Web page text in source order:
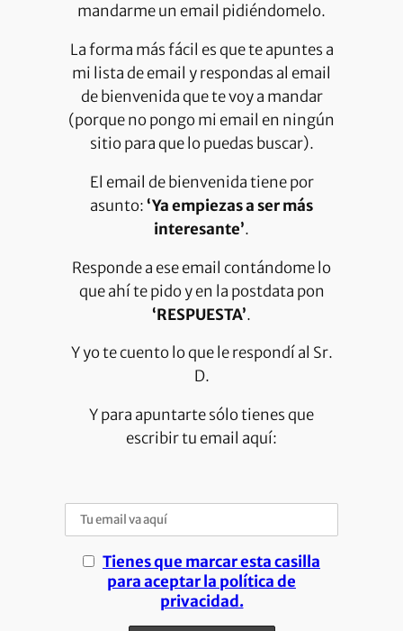
mandarme un email pidiéndomelo.
La forma más fácil es que te apuntes a
mi lista de email y respondas al email
de bienvenida que te voy a mandar
(porque no pongo mi email en ningún
sitio para que lo puedas buscar).
El email de bienvenida tiene por
asunto:‘Ya empiezas a ser más
interesante’.
Responde a ese email contándome lo
que ahí te pido y en la postdata pon
‘RESPUESTA’.
Y yo te cuento lo que le respondí al Sr.
D.
Y para apuntarte sólo tienes que
escribir tu email aquí:
Tienes que marcar esta casilla
para aceptar la política de
privacidad.